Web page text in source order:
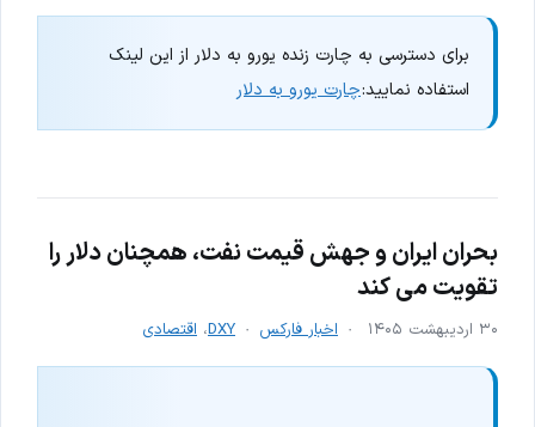
برای دسترسی به چارت زنده یورو به دلار از این لینک
استفاده نمایید:چارت یورو به دلار
بحران ایران و جهش قیمت نفت، همچنان دلار را
تقویت می کند
۳۰ اردیبهشت ۱۴۰۵ اخبار فارکس DXY، اقتصادی